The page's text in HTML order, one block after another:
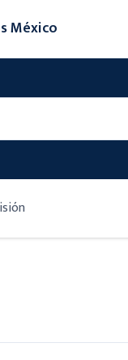
México